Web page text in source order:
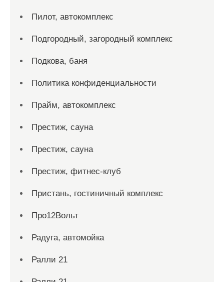
Пилот, автокомплекс
Подгородный, загородный комплекс
Подкова, баня
Политика конфиденциальности
Прайм, автокомплекс
Престиж, сауна
Престиж, сауна
Престиж, фитнес-клуб
Пристань, гостиничный комплекс
Про12Вольт
Радуга, автомойка
Ралли 21